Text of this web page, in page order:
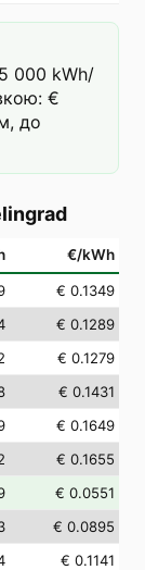
000 kWh/
€
до
€/kWh
€ 0.1349
€ 0.1289
€ 0.1279
€ 0.1431
€ 0.1649
€ 0.1655
€ 0.0551
€ 0.0895
€ 0.1141